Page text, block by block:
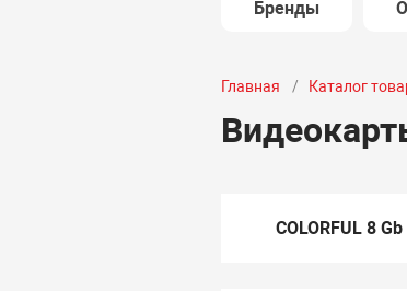
Бренды
Главная Каталог
COLORFUL 8 Gb